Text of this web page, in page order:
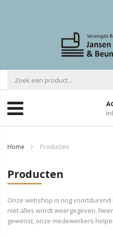
Home Producten
Producten
Onze webshop is nog
niet alles wordt weergegeven.
gewenst, onze medewerkers